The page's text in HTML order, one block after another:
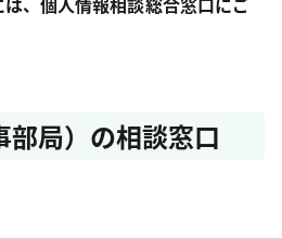
部局）の相談窓口